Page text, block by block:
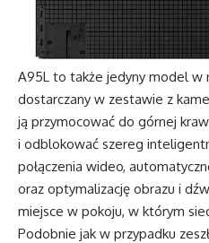
A95L to także jedyny model w
dostarczany w zestawie z
ją przymocować do górnej
i odblokować szereg
połączenia wideo,
oraz optymalizację obrazu i
miejsce w pokoju, w którym
Podobnie jak w przypadku